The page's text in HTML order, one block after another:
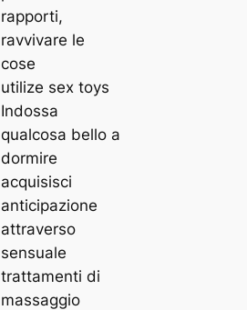
rapporti,
ravvivare le
cose
utilize sex toys
Indossa
qualcosa bello a
dormire
acquisisci
anticipazione
attraverso
sensuale
trattamenti di
massaggio